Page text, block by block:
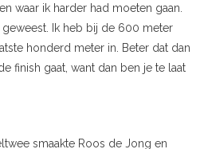
waar ik harder had moeten gaan.
geweest. Ik heb bij de 600 meter
honderd meter in. Beter dat dan
finish gaat, want dan ben je te laat
smaakte Roos de Jong en